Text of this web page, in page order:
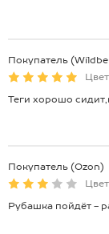
Покупатель
Теги хорошо
Покупатель (Ozon)
Рубашка пойдёт -